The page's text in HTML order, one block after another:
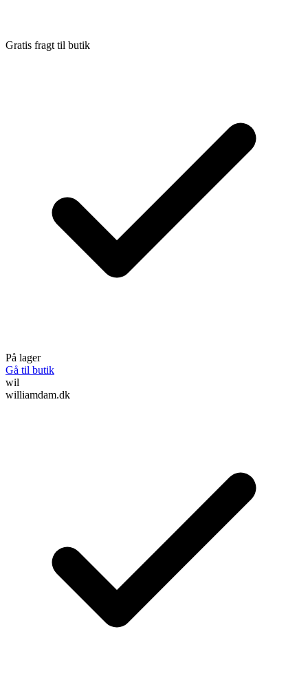
Gratis fragt til butik
På lager
Gå til butik
wil
williamdam.dk